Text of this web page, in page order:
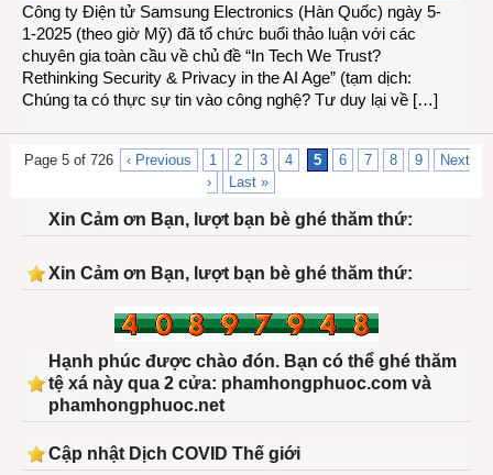
Công ty Điện tử Samsung Electronics (Hàn Quốc) ngày 5-
1-2025 (theo giờ Mỹ) đã tổ chức buổi thảo luận với các
chuyên gia toàn cầu về chủ đề “In Tech We Trust?
Rethinking Security & Privacy in the AI Age” (tạm dịch:
Chúng ta có thực sự tin vào công nghệ? Tư duy lại về […]
Page 5 of 726 ‹ Previous 1 2 3 4 5 6 7 8 9
Next
›
Last »
Xin Cảm ơn Bạn, lượt bạn bè ghé thăm thứ:
Xin Cảm ơn Bạn, lượt bạn bè ghé thăm thứ:
Hạnh phúc được chào đón. Bạn có thể ghé thăm
tệ xá này qua 2 cửa: phamhongphuoc.com và
phamhongphuoc.net
Cập nhật Dịch COVID Thế giới